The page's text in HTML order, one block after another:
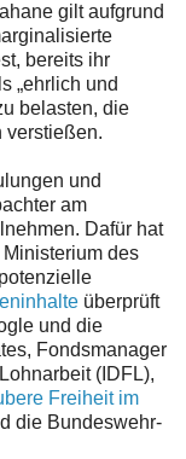
gilt aufgrund
bereits ihr
„ehrlich und
belasten, die
verstießen.
und
am
Dafür hat
des
überprüft
und die
Fondsmanager
(IDFL),
Freiheit im
die Bundeswehr-